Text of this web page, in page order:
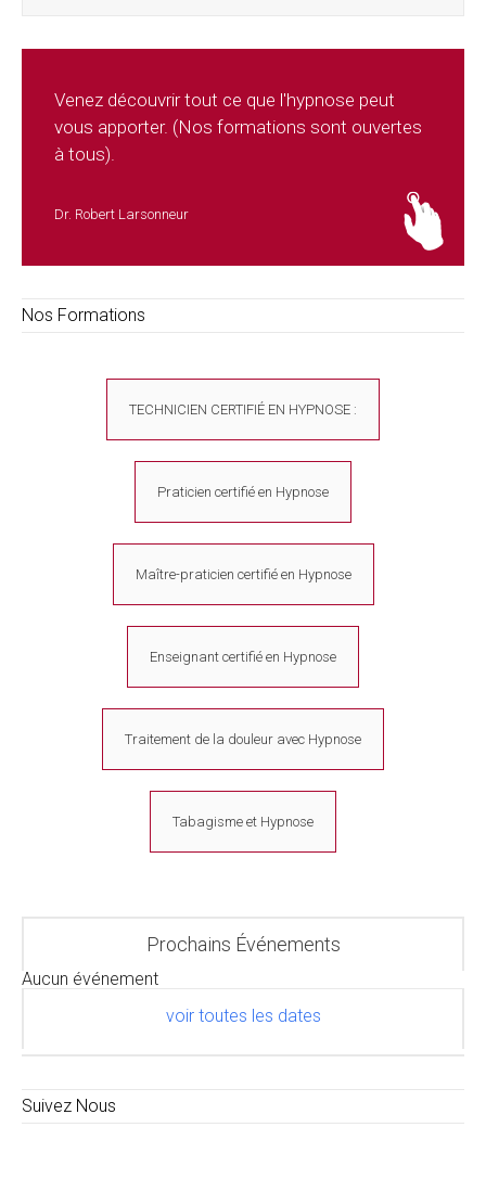
Venez découvrir tout ce que l'hypnose peut
vous apporter. (Nos formations sont ouvertes
à tous).
Dr. Robert Larsonneur
Nos Formations
TECHNICIEN CERTIFIÉ EN HYPNOSE :
Praticien certifié en Hypnose
Maître-praticien certifié en Hypnose
Enseignant certifié en Hypnose
Traitement de la douleur avec Hypnose
Tabagisme et Hypnose
Prochains Événements
Aucun événement
voir toutes les dates
Suivez Nous